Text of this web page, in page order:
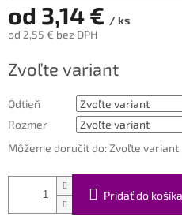
od 3,14 € / ks
od 2,55 € bez DPH
cena:
Zvoľte variant
Odtieň
Rozmer
Môžeme doručiť do: Zvoľte variant
Pridať do košíka